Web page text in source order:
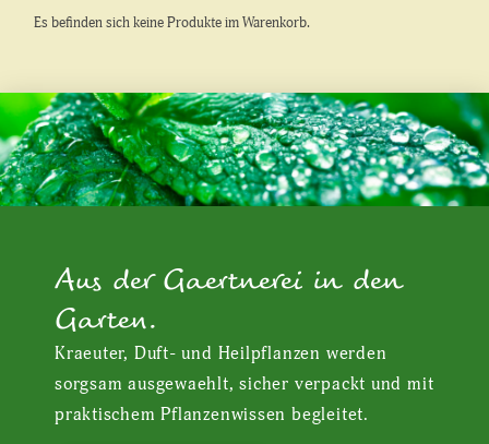
Es befinden sich keine Produkte im Warenkorb.
Aus der Gaertnerei in den
Garten.
Kraeuter, Duft- und Heilpflanzen werden
sorgsam ausgewaehlt, sicher verpackt und mit
praktischem Pflanzenwissen begleitet.